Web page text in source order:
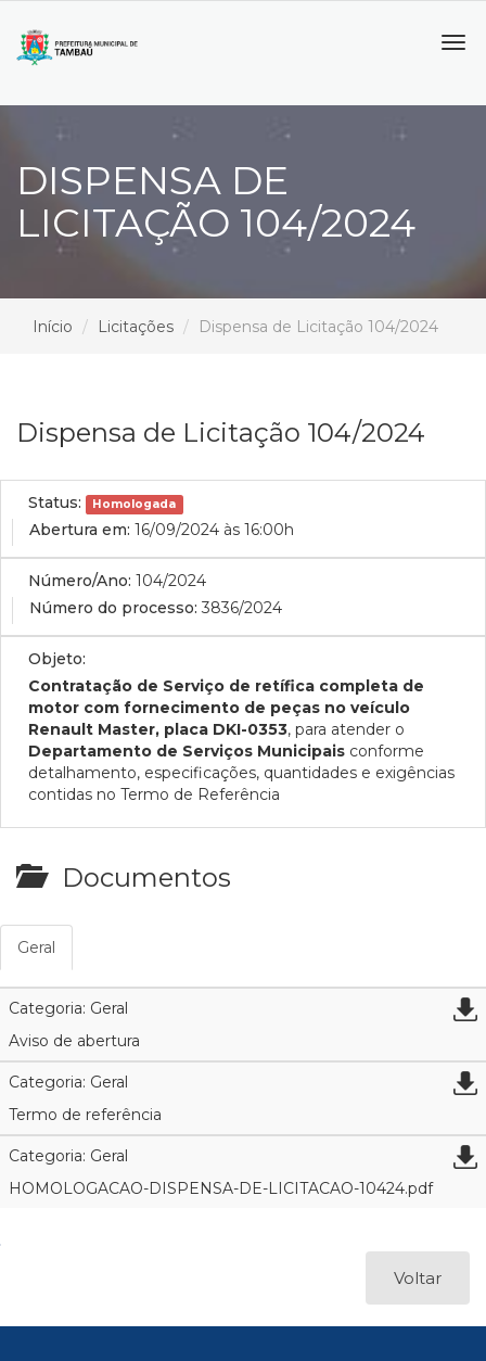
DISPENSA DE
LICITAÇÃO 104/2024
Início Licitações Dispensa de Licitação 104/2024
Dispensa de Licitação 104/2024
Status: Homologada
Abertura em: 16/09/2024 às 16:00h
Número/Ano: 104/2024
Número do processo: 3836/2024
Objeto:
Contratação de Serviço de retífica completa de
motor com fornecimento de peças no veículo
Renault Master, placa DKI-0353, para atender o
Departamento de Serviços Municipais conforme
detalhamento, especificações, quantidades e exigências
contidas no Termo de Referência
Documentos
Geral
Categoria: Geral
Aviso de abertura
Categoria: Geral
Termo de referência
Categoria: Geral
HOMOLOGACAO-DISPENSA-DE-LICITACAO-10424.pdf
Voltar